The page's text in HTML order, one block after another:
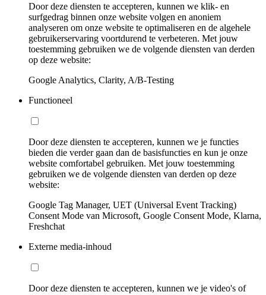
Door deze diensten te accepteren, kunnen we klik- en
surfgedrag binnen onze website volgen en anoniem
analyseren om onze website te optimaliseren en de algehele
gebruikerservaring voortdurend te verbeteren. Met jouw
toestemming gebruiken we de volgende diensten van derden
op deze website:
Google Analytics, Clarity, A/B-Testing
Functioneel
Door deze diensten te accepteren, kunnen we je functies
bieden die verder gaan dan de basisfuncties en kun je onze
website comfortabel gebruiken. Met jouw toestemming
gebruiken we de volgende diensten van derden op deze
website:
Google Tag Manager, UET (Universal Event Tracking)
Consent Mode van Microsoft, Google Consent Mode, Klarna,
Freshchat
Externe media-inhoud
Door deze diensten te accepteren, kunnen we je video's of